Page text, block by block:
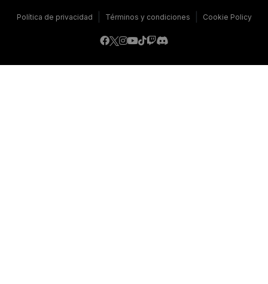
Política de privacidad Términos y condiciones Cookie Policy